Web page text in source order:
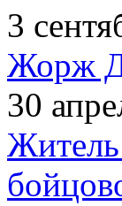
3
Жорж
30
Житель